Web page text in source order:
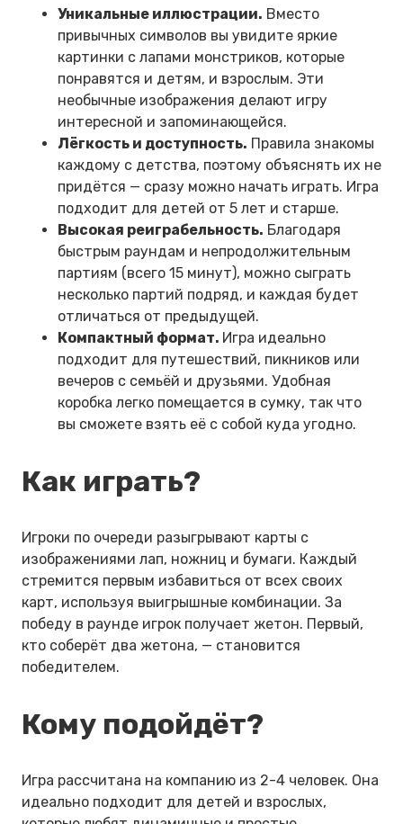
Уникальные иллюстрации. Вместо
привычных символов вы увидите яркие
картинки с лапами монстриков, которые
понравятся и детям, и взрослым. Эти
необычные изображения делают игру
интересной и запоминающейся.
Лёгкость и доступность. Правила знакомы
каждому с детства, поэтому объяснять их не
придётся — сразу можно начать играть. Игра
подходит для детей от 5 лет и старше.
Высокая реиграбельность. Благодаря
быстрым раундам и непродолжительным
партиям (всего 15 минут), можно сыграть
несколько партий подряд, и каждая будет
отличаться от предыдущей.
Компактный формат. Игра идеально
подходит для путешествий, пикников или
вечеров с семьёй и друзьями. Удобная
коробка легко помещается в сумку, так что
вы сможете взять её с собой куда угодно.
Как играть?
Игроки по очереди разыгрывают карты с
изображениями лап, ножниц и бумаги. Каждый
стремится первым избавиться от всех своих
карт, используя выигрышные комбинации. За
победу в раунде игрок получает жетон. Первый,
кто соберёт два жетона, — становится
победителем.
Кому подойдёт?
Игра рассчитана на компанию из 2-4 человек. Она
идеально подходит для детей и взрослых,